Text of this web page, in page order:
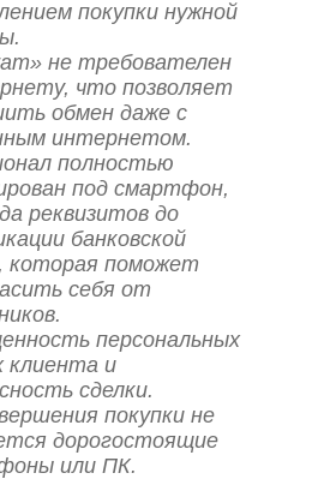
покупки нужной
не требователен
что позволяет
обмен даже с
интернетом.
полностью
под смартфон,
реквизитов до
банковской
которая поможет
себя от
персональных
клиента и
сделки.
покупки не
дорогостоящие
или ПК.